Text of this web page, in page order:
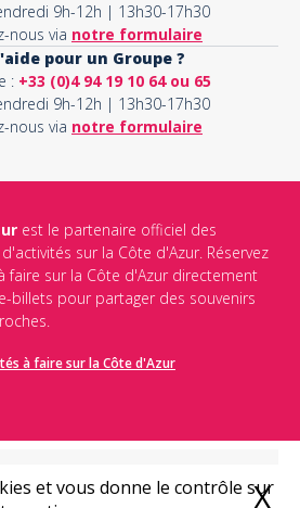
et vous donne le contrôle sur
X
9h-12h | 13h30-17h30
nous via notre formulaire
pour un Groupe ?
: +33 (0)4 94 19 10 64 ou 65
9h-12h | 13h30-17h30
nous via notre formulaire
est le partenaire officiel des
sur la Côte d'Azur. Réservez
faire sur la Côte d'Azur directement
billets pour partager des souvenirs
à faire sur la Côte d'Azur